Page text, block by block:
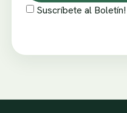
Suscríbete al Boletín!